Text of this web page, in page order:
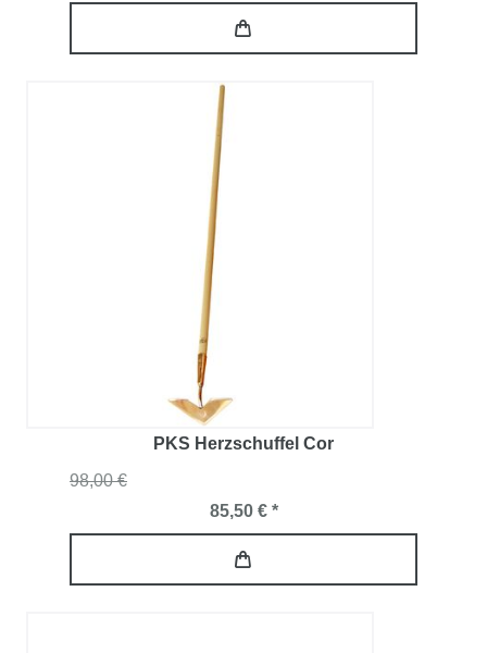
PKS Herzschuffel Cor
98,00 €
85,50 € *